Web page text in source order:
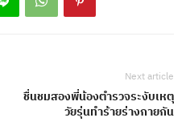
Next article
ชื่นชมสองพี่น้องตำรวจระงับเหตุ
วัยรุ่นทำร้ายร่างกายกัน